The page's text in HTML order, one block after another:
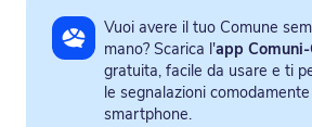
Vuoi avere il tuo Comune
mano? Scarica l'app
gratuita, facile da usare e ti
le segnalazioni
smartphone.